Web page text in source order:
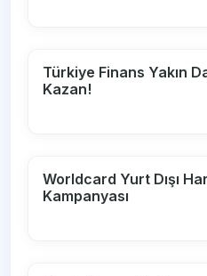
Türkiye Finans Yakın
Kazan!
Worldcard Yurt Dışı
Kampanyası